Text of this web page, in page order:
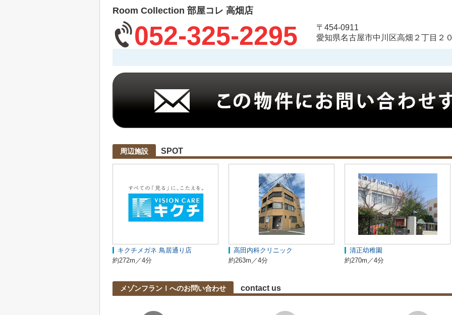
Room Collection 部屋コレ 高畑店
052-325-2295
〒454-0911
愛知県名古屋市中川区高畑２丁目２
周辺施設 SPOT
キクチメガネ 鳥居通り店
約272m／4分
高田内科クリニック
約263m／4分
清正幼稚園
約270m／4分
メゾンフランⅠへのお問い合わせ contact us